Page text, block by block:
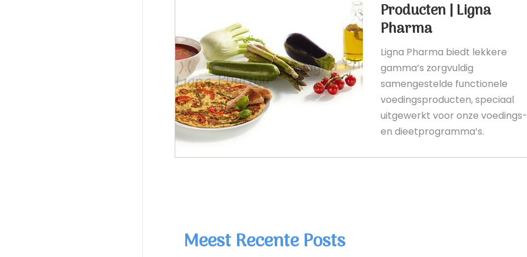
Producten | Ligna
Pharma
Ligna Pharma biedt lekkere
gamma’s zorgvuldig
samengestelde functionele
voedingsproducten, speciaal
uitgewerkt voor onze voedings-
en dieetprogramma’s.
Meest Recente Posts